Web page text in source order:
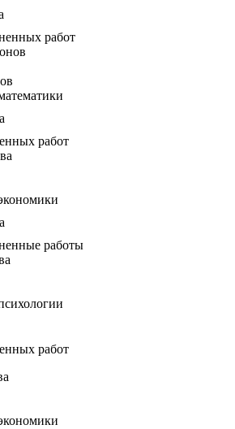
работ
работ
работы
работ